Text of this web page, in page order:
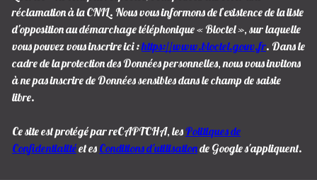
réclamation à la CNIL. Nous vous informons de l’existence de la liste
d'opposition au démarchage téléphonique « Bloctel », sur laquelle
vous pouvez vous inscrire ici :https://www.bloctel.gouv.fr. Dans le
cadre de la protection des Données personnelles, nous vous invitons
à ne pas inscrire de Données sensibles dans le champ de saisie
libre.
Ce site est protégé par reCAPTCHA, lesPolitiques de
Confidentialitéet es Conditions d'utilisationde Google s'appliquent.